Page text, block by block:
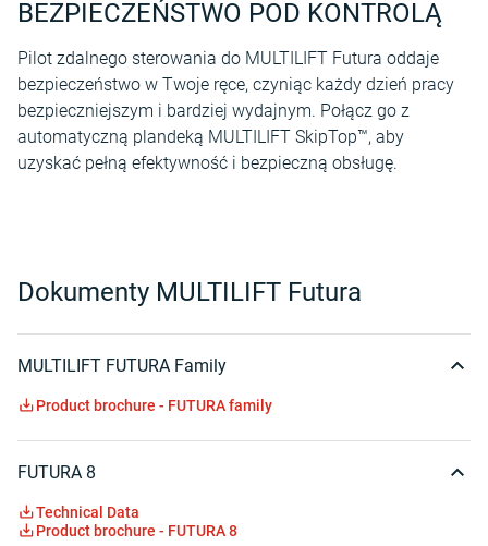
BEZPIECZEŃSTWO POD KONTROLĄ
Pilot zdalnego sterowania do MULTILIFT Futura oddaje
bezpieczeństwo w Twoje ręce, czyniąc każdy dzień pracy
bezpieczniejszym i bardziej wydajnym. Połącz go z
automatyczną plandeką MULTILIFT SkipTop™, aby
uzyskać pełną efektywność i bezpieczną obsługę.
Dokumenty MULTILIFT Futura
MULTILIFT FUTURA Family
Product brochure - FUTURA family
FUTURA 8
Technical Data
Product brochure - FUTURA 8